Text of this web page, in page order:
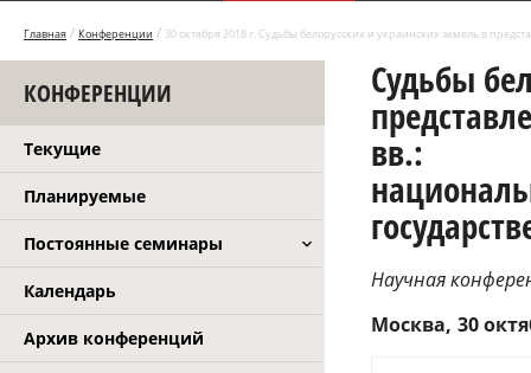
Главная / Конференции / 30 октября 2018 г. Судьбы белорусских и украинских земель в
КОНФЕРЕНЦИИ
Текущие
Планируемые
Постоянные семинары
Календарь
Архив конференций
Судьбы
вв.:
Научная
Москва 30